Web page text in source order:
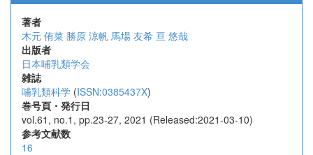
著者
木元 侑菜 勝原 涼帆 馬場 友希 亘 悠哉
出版者
日本哺乳類学会
雑誌
哺乳類科学 (ISSN:0385437X)
巻号頁・発行日
vol.61, no.1, pp.23-27, 2021 (Released:2021-03-10)
参考文献数
16